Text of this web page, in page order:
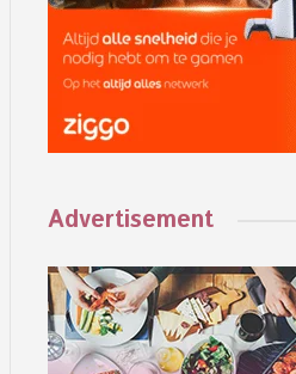
Advertisement